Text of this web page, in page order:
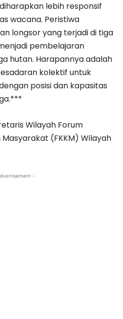
lebih responsif
wacana. Peristiwa
longsor yang terjadi di tiga
pembelajaran
hutan. Harapannya adalah
kolektif untuk
posisi dan kapasitas
Wilayah Forum
(FKKM) Wilayah
-